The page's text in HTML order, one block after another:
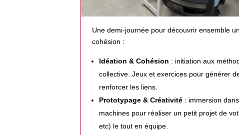
Une demi-journée pour découvrir ensemble
cohésion :
Idéation & Cohésion : initiation aux
collective. Jeux et exercices pour générer
renforcer les liens.
Prototypage & Créativité : immersion
machines pour réaliser un petit projet de
etc) le tout en équipe.